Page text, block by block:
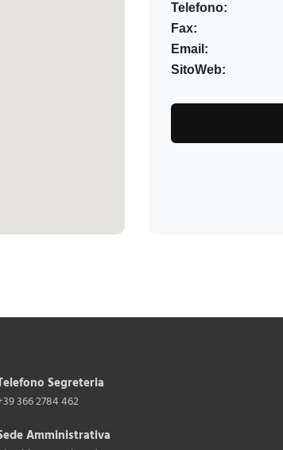
Telefono:
Fax:
Email:
SitoWeb:
Segreteria
366 2784 462
Amministrativa